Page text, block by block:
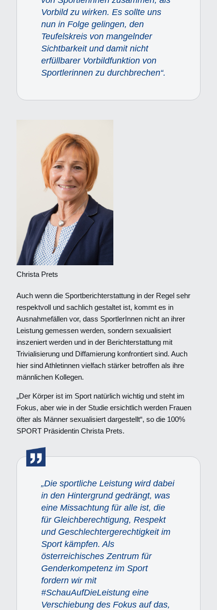
Vorbild zu wirken. Es sollte uns
nun in Folge gelingen, den
Teufelskreis von mangelnder
Sichtbarkeit und damit nicht
erfüllbarer Vorbildfunktion von
Sportlerinnen zu durchbrechen“.
Christa Prets
Auch wenn die Sportberichterstattung in der Regel sehr
respektvoll und sachlich gestaltet ist, kommt es in
Ausnahmefällen vor, dass SportlerInnen nicht an ihrer
Leistung gemessen werden, sondern sexualisiert
inszeniert werden und in der Berichterstattung mit
Trivialisierung und Diffamierung konfrontiert sind. Auch
hier sind Athletinnen vielfach stärker betroffen als ihre
männlichen Kollegen.
„Der Körper ist im Sport natürlich wichtig und steht im
Fokus, aber wie in der Studie ersichtlich werden Frauen
öfter als Männer sexualisiert dargestellt“, so die 100%
SPORT Präsidentin Christa Prets.
„Die sportliche Leistung wird dabei
in den Hintergrund gedrängt, was
eine Missachtung für alle ist, die
für Gleichberechtigung, Respekt
und Geschlechtergerechtigkeit im
Sport kämpfen. Als
österreichisches Zentrum für
Genderkompetenz im Sport
fordern wir mit
#SchauAufDieLeistung eine
Verschiebung des Fokus auf das,